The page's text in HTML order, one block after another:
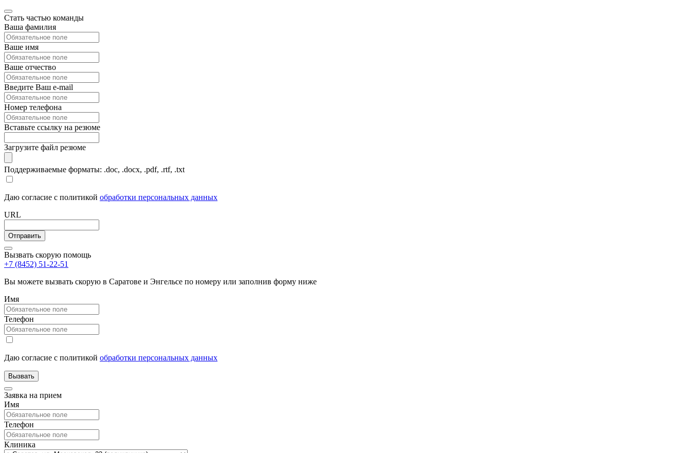
Стать частью команды
Ваша фамилия
Ваше имя
Ваше отчество
Введите Ваш e-mail
Номер телефона
Вставьте ссылку на резюме
Загрузите файл резюме
Поддерживаемые форматы: .doc, .docx, .pdf, .rtf, .txt
Даю согласие с политикой обработки персональных данных
URL
Вызвать скорую помощь
+7 (8452) 51-22-51
Вы можете вызвать скорую в Саратове и Энгельсе по номеру или заполнив форму ниже
Имя
Телефон
Даю согласие с политикой обработки персональных данных
Заявка на прием
Имя
Телефон
Клиника